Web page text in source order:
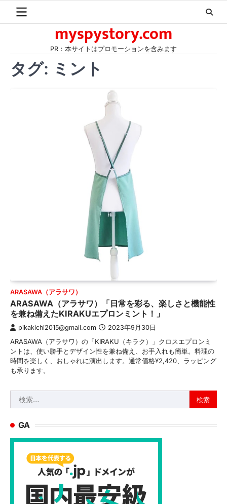
myspystory.com
PR：本サイトはプロモーションを含みます
タグ: ミント
ARASAWA（アラサワ）
ARASAWA（アラサワ）「日常を彩る、楽しさと機能性
を兼ね備えたKIRAKUエプロンミント！」
pikakichi2015@gmail.com 2023年9月30日
ARASAWA（アラサワ）の「KIRAKU（キラク）」クロスエプロンミ
ントは、使い勝手とデザイン性を兼ね備え、お手入れも簡単。料理の
時間を楽しく、おしゃれに演出します。通常価格¥2,420、ラッピング
も承ります。
索:
GA